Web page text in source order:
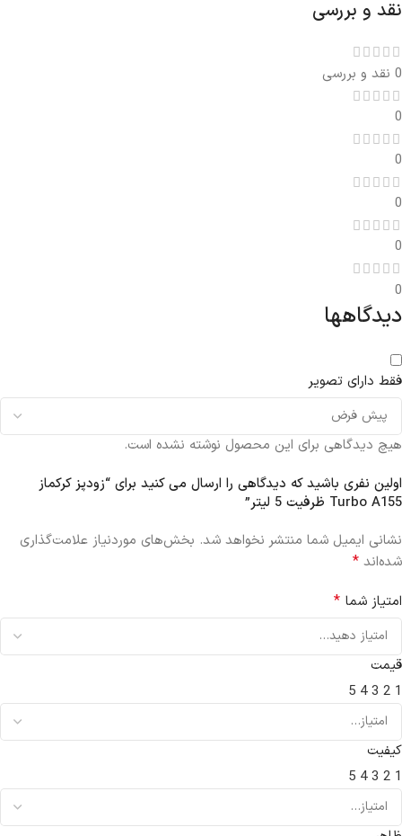
نقد و بررسی
0 نقد و بررسی
0
0
0
0
0
دیدگاهها
فقط دارای تصویر
هیچ دیدگاهی برای این محصول نوشته نشده است.
اولین نفری باشید که دیدگاهی را ارسال می کنید برای “زودپز کرکماز
Turbo A155 ظرفیت 5 لیتر”
نشانی ایمیل شما منتشر نخواهد شد. بخش‌های موردنیاز علامت‌گذاری
شده‌اند *
امتیاز شما *
قیمت
1
2
3
4
5
کیفیت
1
2
3
4
5